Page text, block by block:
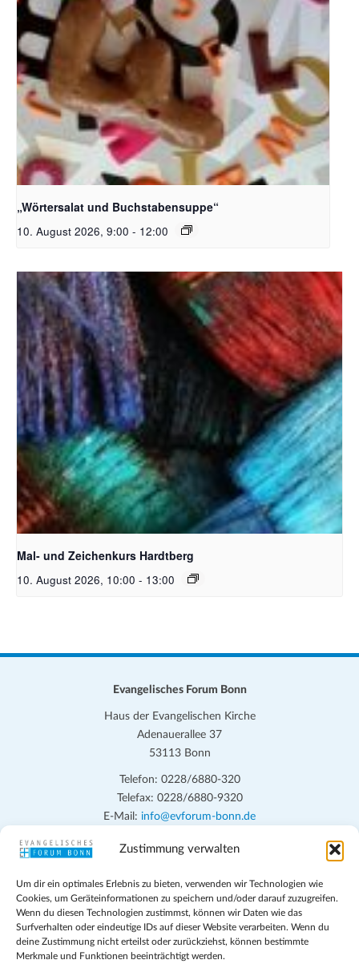
Zustimmung verwalten
Um dir ein optimales Erlebnis zu bieten, verwenden wir Technologien wie
Cookies, um Geräteinformationen zu speichern und/oder darauf zuzugreifen.
Wenn du diesen Technologien zustimmst, können wir Daten wie das
Surfverhalten oder eindeutige IDs auf dieser Website verarbeiten. Wenn du
deine Zustimmung nicht erteilst oder zurückziehst, können bestimmte
Merkmale und Funktionen beeinträchtigt werden.
Bildquelle_ Pixabay Free_Christoph Meinersmann
„Wörtersalat und Buchstabensuppe“
10. August 2026, 9:00 - 12:00
Unsplash_RhondaK Native Florida Folk Artist
Mal- und Zeichenkurs Hardtberg
10. August 2026, 10:00 - 13:00
Evangelisches Forum Bonn
Haus der Evangelischen Kirche
Adenauerallee 37
53113 Bonn
Telefon: 0228/6880-320
Telefax: 0228/6880-9320
E-Mail: info@evforum-bonn.de
Das Evangelische Forum Bonn will in seinen zentralen
persönlichen, beruflichen, kirchlichen und öffentlichen Lebens
eingehen, zu offener Begegnung und ehrlicher Auseinandersetzung
anregen und mithelfen, aus der Verheißung des Evangeliums heraus
im individuellen und gesellschaftlichen Leben verantwortlich zu
denken, zu reden und zu handeln.